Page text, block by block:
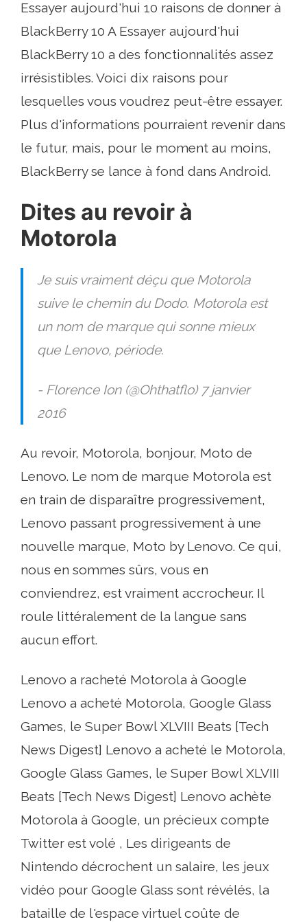
Essayer aujourd'hui 10 raisons de donner à
BlackBerry 10 A Essayer aujourd'hui
BlackBerry 10 a des fonctionnalités assez
irrésistibles. Voici dix raisons pour
lesquelles vous voudrez peut-être essayer.
Plus d'informations pourraient revenir dans
le futur, mais, pour le moment au moins,
BlackBerry se lance à fond dans Android.
Dites au revoir à
Motorola
Je suis vraiment déçu que Motorola
suive le chemin du Dodo. Motorola est
un nom de marque qui sonne mieux
que Lenovo, période.
- Florence Ion (@Ohthatflo) 7 janvier
2016
Au revoir, Motorola, bonjour, Moto de
Lenovo. Le nom de marque Motorola est
en train de disparaître progressivement,
Lenovo passant progressivement à une
nouvelle marque, Moto by Lenovo. Ce qui,
nous en sommes sûrs, vous en
conviendrez, est vraiment accrocheur. Il
roule littéralement de la langue sans
aucun effort.
Lenovo a racheté Motorola à Google
Lenovo a acheté Motorola, Google Glass
Games, le Super Bowl XLVIII Beats [Tech
News Digest] Lenovo a acheté le Motorola,
Google Glass Games, le Super Bowl XLVIII
Beats [Tech News Digest] Lenovo achète
Motorola à Google, un précieux compte
Twitter est volé , Les dirigeants de
Nintendo décrochent un salaire, les jeux
vidéo pour Google Glass sont révélés, la
bataille de l'espace virtuel coûte de